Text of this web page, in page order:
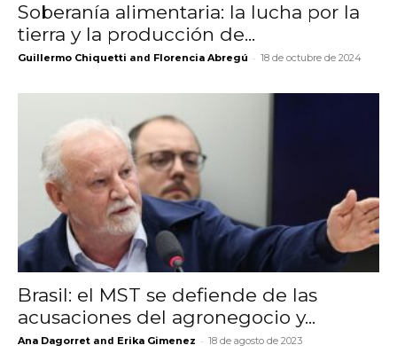
Soberanía alimentaria: la lucha por la
tierra y la producción de...
Guillermo Chiquetti and Florencia Abregú - 18 de octubre de 2024
Brasil: el MST se defiende de las
acusaciones del agronegocio y...
Ana Dagorret and Erika Gimenez - 18 de agosto de 2023